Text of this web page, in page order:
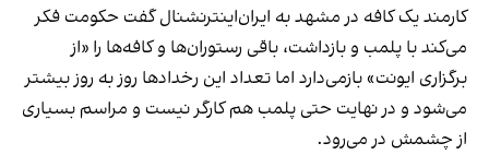
کارمند یک کافه در مشهد به ایران‌اینترنشنال گفت حکومت فکر
می‌کند با پلمب و بازداشت، باقی رستوران‌ها و کافه‌ها را «از
برگزاری ایونت» بازمی‌دارد اما تعداد این رخدادها روز به روز بیشتر
می‌شود و در نهایت حتی پلمب هم کارگر نیست و مراسم بسیاری
از چشمش در می‌رود.